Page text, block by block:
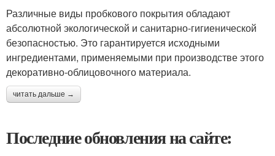
Различные виды пробкового покрытия обладают
абсолютной экологической и санитарно-гигиенической
безопасностью. Это гарантируется исходными
ингредиентами, применяемыми при производстве этого
декоративно-облицовочного материала.
читать дальше →
Последние обновления на сайте: